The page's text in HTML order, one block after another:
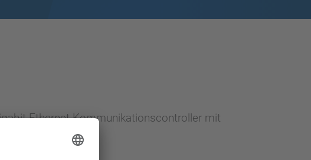
Ethernet-Kommunikationscontroller mit